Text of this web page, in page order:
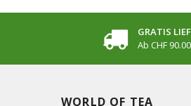
GRATIS
Ab CHF 90.00
WORLD OF TEA